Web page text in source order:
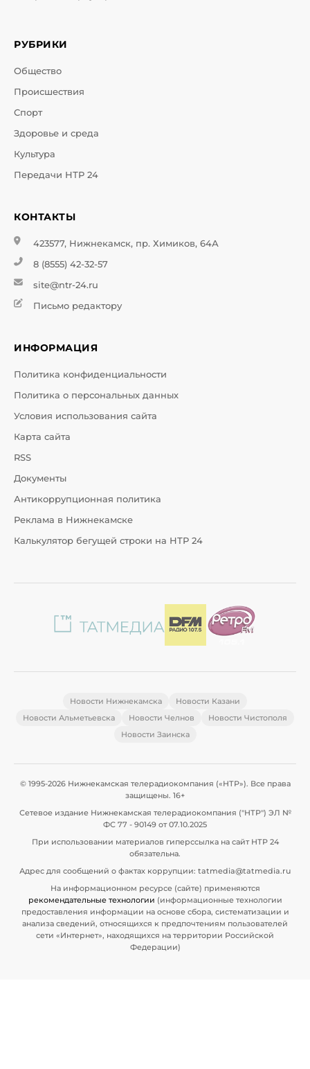
РУБРИКИ
Общество
Происшествия
Спорт
Здоровье и среда
Культура
Передачи НТР 24
КОНТАКТЫ
423577, Нижнекамск, пр. Химиков, 64А
8 (8555) 42-32-57
site@ntr-24.ru
Письмо редактору
ИНФОРМАЦИЯ
Политика конфиденциальности
Политика о персональных данных
Условия использования сайта
Карта сайта
RSS
Документы
Антикоррупционная политика
Реклама в Нижнекамске
Калькулятор бегущей строки на НТР 24
Новости Нижнекамска
Новости Казани
Новости Альметьевска
Новости Челнов
Новости Чистополя
Новости Заинска
© 1995-2026 Нижнекамская телерадиокомпания («НТР»). Все права
защищены. 16+
Сетевое издание Нижнекамская телерадиокомпания ("НТР") ЭЛ №
ФС 77 - 90149 от 07.10.2025
При использовании материалов гиперссылка на сайт НТР 24
обязательна.
Адрес для сообщений о фактах коррупции: tatmedia@tatmedia.ru
На информационном ресурсе (сайте) применяются
рекомендательные технологии (информационные технологии
предоставления информации на основе сбора, систематизации и
анализа сведений, относящихся к предпочтениям пользователей
сети «Интернет», находящихся на территории Российской
Федерации)